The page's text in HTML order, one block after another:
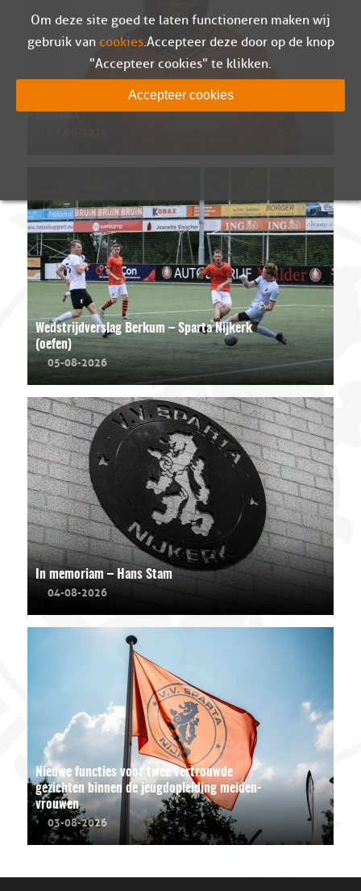
Ivenzo Comvalius en Sparta Nijkerk ontbinden
contract
Wedstrijdverslag Berkum – Sparta Nijkerk
(oefen)
05-08-2026
In memoriam – Hans Stam
04-08-2026
Nieuwe functies voor twee vertrouwde
gezichten binnen de jeugdopleiding meiden-
vrouwen
03-08-2026
Om deze site goed te laten functioneren maken wij
gebruik van cookies. Accepteer deze door op de knop
"Accepteer cookies" te klikken.
Accepteer cookies